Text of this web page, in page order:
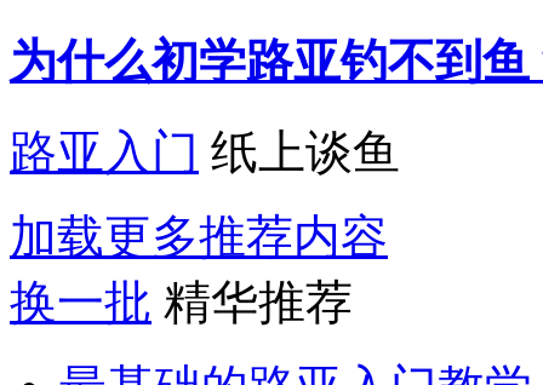
为什么初学路亚钓不到
路亚入门 纸上谈鱼
加载更多推荐内容
换一批 精华推荐